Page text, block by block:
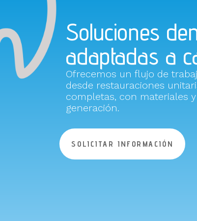
Soluciones
adaptadas a
Ofrecemos un flujo de
desde restauraciones
completas, con materiales
generación.
SOLICITAR INFORMACIÓN